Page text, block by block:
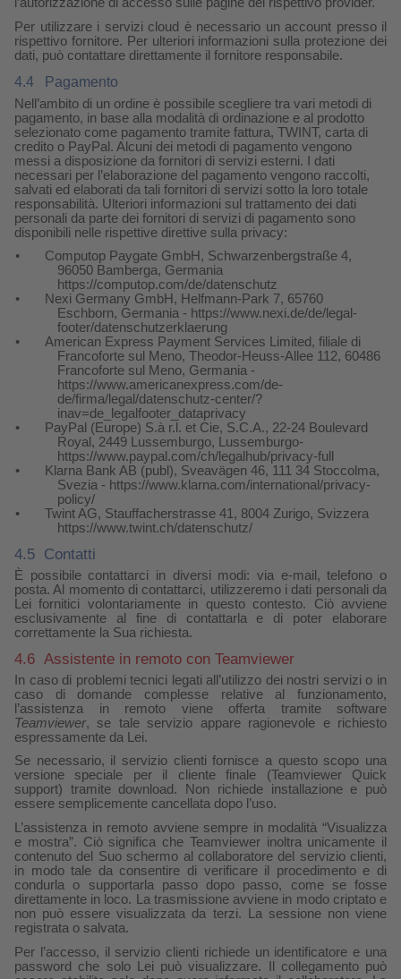
l’autorizzazione di accesso sulle pagine del rispettivo provider.
Per utilizzare i servizi cloud è necessario un account presso il
rispettivo fornitore. Per ulteriori informazioni sulla protezione dei
dati, può contattare direttamente il fornitore responsabile.
4.4 Pagamento
Nell’ambito di un ordine è possibile scegliere tra vari metodi di
pagamento, in base alla modalità di ordinazione e al prodotto
selezionato come pagamento tramite fattura, TWINT, carta di
credito o PayPal. Alcuni dei metodi di pagamento vengono
messi a disposizione da fornitori di servizi esterni. I dati
necessari per l’elaborazione del pagamento vengono raccolti,
salvati ed elaborati da tali fornitori di servizi sotto la loro totale
responsabilità. Ulteriori informazioni sul trattamento dei dati
personali da parte dei fornitori di servizi di pagamento sono
disponibili nelle rispettive direttive sulla privacy:
•
Computop Paygate GmbH, Schwarzenbergstraße 4,
96050 Bamberga, Germania
https://computop.com/de/datenschutz
•
Nexi Germany GmbH, Helfmann-Park 7, 65760
Eschborn, Germania - https://www.nexi.de/de/legal-
footer/datenschutzerklaerung
•
American Express Payment Services Limited, filiale di
Francoforte sul Meno, Theodor-Heuss-Allee 112, 60486
Francoforte sul Meno, Germania -
https://www.americanexpress.com/de-
de/firma/legal/datenschutz-center/?
inav=de_legalfooter_dataprivacy
•
PayPal (Europe) S.à r.l. et Cie, S.C.A., 22-24 Boulevard
Royal, 2449 Lussemburgo, Lussemburgo-
https://www.paypal.com/ch/legalhub/privacy-full
•
Klarna Bank AB (publ), Sveavägen 46, 111 34 Stoccolma,
Svezia - https://www.klarna.com/international/privacy-
policy/
•
Twint AG, Stauffacherstrasse 41, 8004 Zurigo, Svizzera
https://www.twint.ch/datenschutz/
4.5 Contatti
È possibile contattarci in diversi modi: via e-mail, telefono o
posta. Al momento di contattarci, utilizzeremo i dati personali da
Lei fornitici volontariamente in questo contesto. Ciò avviene
esclusivamente al fine di contattarla e di poter elaborare
correttamente la Sua richiesta.
4.6 Assistente in remoto con Teamviewer
In caso di problemi tecnici legati all’utilizzo dei nostri servizi o in
caso di domande complesse relative al funzionamento,
l’assistenza in remoto viene offerta tramite software
Teamviewer, se tale servizio appare ragionevole e richiesto
espressamente da Lei.
Se necessario, il servizio clienti fornisce a questo scopo una
versione speciale per il cliente finale (Teamviewer Quick
support) tramite download. Non richiede installazione e può
essere semplicemente cancellata dopo l’uso.
L’assistenza in remoto avviene sempre in modalità “Visualizza
e mostra”. Ciò significa che Teamviewer inoltra unicamente il
contenuto del Suo schermo al collaboratore del servizio clienti,
in modo tale da consentire di verificare il procedimento e di
condurla o supportarla passo dopo passo, come se fosse
direttamente in loco. La trasmissione avviene in modo criptato e
non può essere visualizzata da terzi. La sessione non viene
registrata o salvata.
Per l’accesso, il servizio clienti richiede un identificatore e una
password che solo Lei può visualizzare. Il collegamento può